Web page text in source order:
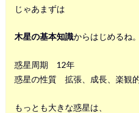
じゃあまずは
木星の基本知識からはじめるね。
惑星周期 12年
惑星の性質 拡張、成長、楽観
もっとも大きな惑星は、